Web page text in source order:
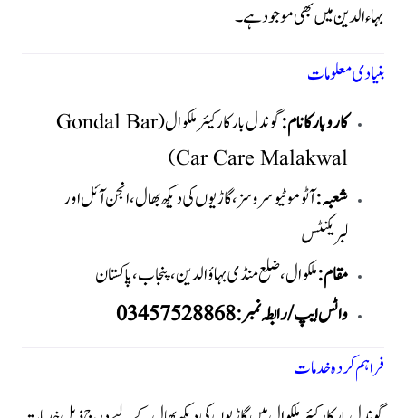
بہاءالدین میں بھی موجود ہے۔
بنیادی معلومات
کاروبار کا نام:
گوندل بار کار کیئر ملکوال (Gondal Bar
Car Care Malakwal)
شعبہ:آٹو موٹیو سروسز، گاڑیوں کی دیکھ بھال، انجن آئل اور
لبریکنٹس
مقام:ملکوال، ضلع منڈی بہاؤالدین، پنجاب، پاکستان
واٹس ایپ / رابطہ نمبر:03457528868
فراہم کردہ خدمات